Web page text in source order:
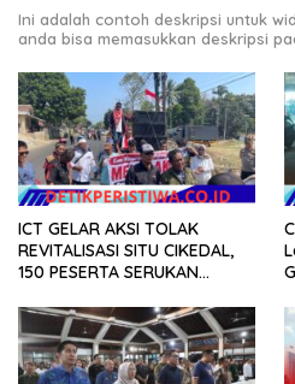
Ini adalah contoh deskripsi untuk
anda bisa memasukkan deskripsi
ICT GELAR AKSI TOLAK
REVITALISASI SITU CIKEDAL,
150 PESERTA SERUKAN